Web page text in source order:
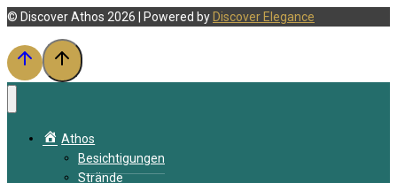
von
Ierissos
schafft
eine
Kulisse
um
© Discover Athos 2026 | Powered by Discover Elegance
Athos
Besichtigungen
Strände